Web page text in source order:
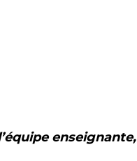
enseignante,